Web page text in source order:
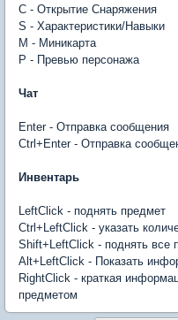
C - Открытие Снаряжения
S - Характеристики/Навыки
M - Миникарта
P - Превью персонажа
Чат
Enter - Отправка сообщения
Ctrl+Enter - Отправка
Инвентарь
LeftClick - поднять предмет
Ctrl+LeftClick - указать
Shift+LeftClick - поднять все
Alt+LeftClick - Показать
RightClick - краткая
предметом